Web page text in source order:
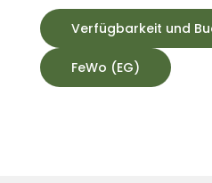
Verfügbarkeit und
FeWo (EG)